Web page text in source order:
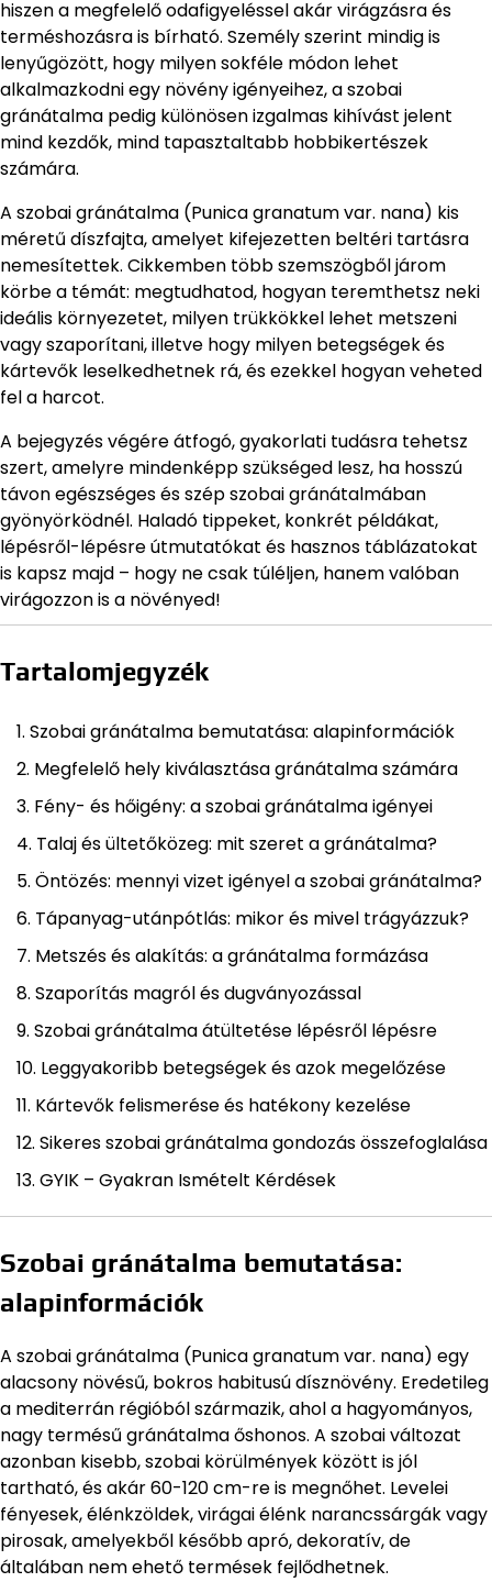
hiszen a megfelelő odafigyeléssel akár virágzásra és
terméshozásra is bírható. Személy szerint mindig is
lenyűgözött, hogy milyen sokféle módon lehet
alkalmazkodni egy növény igényeihez, a szobai
gránátalma pedig különösen izgalmas kihívást jelent
mind kezdők, mind tapasztaltabb hobbikertészek
számára.
A szobai gránátalma (Punica granatum var. nana) kis
méretű díszfajta, amelyet kifejezetten beltéri tartásra
nemesítettek. Cikkemben több szemszögből járom
körbe a témát: megtudhatod, hogyan teremthetsz neki
ideális környezetet, milyen trükkökkel lehet metszeni
vagy szaporítani, illetve hogy milyen betegségek és
kártevők leselkedhetnek rá, és ezekkel hogyan veheted
fel a harcot.
A bejegyzés végére átfogó, gyakorlati tudásra tehetsz
szert, amelyre mindenképp szükséged lesz, ha hosszú
távon egészséges és szép szobai gránátalmában
gyönyörködnél. Haladó tippeket, konkrét példákat,
lépésről-lépésre útmutatókat és hasznos táblázatokat
is kapsz majd – hogy ne csak túléljen, hanem valóban
virágozzon is a növényed!
Tartalomjegyzék
Szobai gránátalma bemutatása: alapinformációk
Megfelelő hely kiválasztása gránátalma számára
Fény- és hőigény: a szobai gránátalma igényei
Talaj és ültetőközeg: mit szeret a gránátalma?
Öntözés: mennyi vizet igényel a szobai gránátalma?
Tápanyag-utánpótlás: mikor és mivel trágyázzuk?
Metszés és alakítás: a gránátalma formázása
Szaporítás magról és dugványozással
Szobai gránátalma átültetése lépésről lépésre
Leggyakoribb betegségek és azok megelőzése
Kártevők felismerése és hatékony kezelése
Sikeres szobai gránátalma gondozás összefoglalása
GYIK – Gyakran Ismételt Kérdések
Szobai gránátalma bemutatása:
alapinformációk
A szobai gránátalma (Punica granatum var. nana) egy
alacsony növésű, bokros habitusú dísznövény. Eredetileg
a mediterrán régióból származik, ahol a hagyományos,
nagy termésű gránátalma őshonos. A szobai változat
azonban kisebb, szobai körülmények között is jól
tartható, és akár 60-120 cm-re is megnőhet. Levelei
fényesek, élénkzöldek, virágai élénk narancssárgák vagy
pirosak, amelyekből később apró, dekoratív, de
általában nem ehető termések fejlődhetnek.